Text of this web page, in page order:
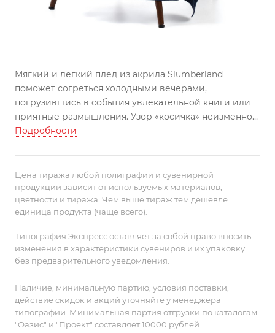
Мягкий и легкий плед из акрила Slumberland
поможет согреться холодными вечерами,
погрузившись в события увлекательной книги или
приятные размышления. Узор «косичка» неизменно
ассоциируется с домашним уютом, поэтому этот
пожелания.
Состав пледа позволяет сохранить приятные
тактильные ощущения и значительно облегчает уход
за изделием.
Поставляется в пакете с липким краем.
Подробности
Цена тиража любой полиграфии и сувенирной
продукции зависит от используемых материалов,
цветности и тиража. Чем выше тираж тем дешевле
единица продукта (чаще всего).
Типография Экспресс оставляет за собой право вносить
изменения в характеристики сувениров и их упаковку
без предварительного уведомления.
Наличие, минимальную партию, условия поставки,
действие скидок и акций уточняйте у менеджера
типографии. Минимальная партия отгрузки по каталогам
"Оазис" и "Проект" составляет 10000 рублей.